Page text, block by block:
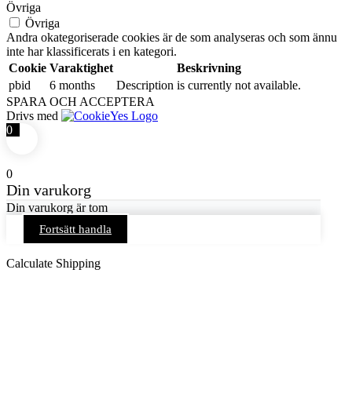
Övriga
Övriga
Andra okategoriserade cookies är de som analyseras och som ännu
inte har klassificerats i en kategori.
Cookie Varaktighet
Beskrivning
pbid
6 months
Description is currently not available.
SPARA OCH ACCEPTERA
Drivs med
0
0
Din varukorg
Din varukorg är tom
Fortsätt handla
Calculate Shipping